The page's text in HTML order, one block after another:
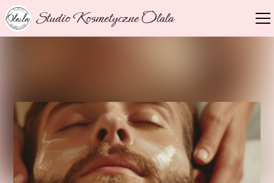
Studio Kosmetyczne Olala